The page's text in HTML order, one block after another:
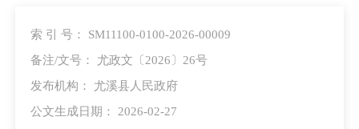
索 引 号： SM11100-0100-2026-00009
备注/文号： 尤政文〔2026〕26号
发布机构： 尤溪县人民政府
公文生成日期： 2026-02-27